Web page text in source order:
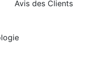
Avis des Clients